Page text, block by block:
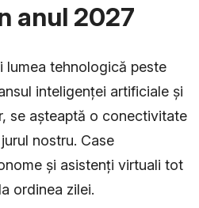
anul 2027
lumea tehnologică peste
inteligenței artificiale și
se așteaptă o conectivitate
nostru. Case
și asistenți virtuali tot
ordinea zilei.